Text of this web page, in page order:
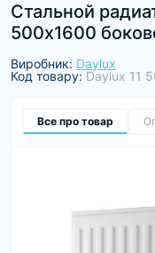
Стальной
500х1600
Виробник: Daylux
Код товару: Daylux 11
Все про товар